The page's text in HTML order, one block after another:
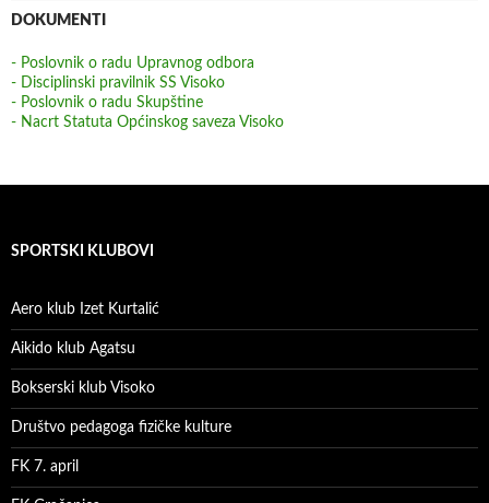
DOKUMENTI
- Poslovnik o radu Upravnog odbora
- Disciplinski pravilnik SS Visoko
- Poslovnik o radu Skupštine
- Nacrt Statuta Općinskog saveza Visoko
SPORTSKI KLUBOVI
Aero klub Izet Kurtalić
Aikido klub Agatsu
Bokserski klub Visoko
Društvo pedagoga fizičke kulture
FK 7. april